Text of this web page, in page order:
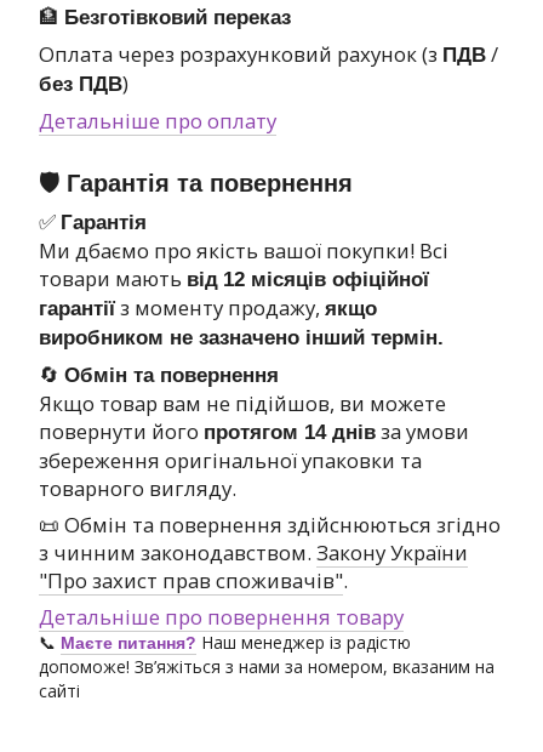
🏦 Безготівковий переказ
Оплата через розрахунковий рахунок (з ПДВ /
без ПДВ)
Детальніше про оплату
🛡 Гарантія та повернення
✅ Гарантія
Ми дбаємо про якість вашої покупки! Всі
товари мають від 12 місяців офіційної
гарантії з моменту продажу, якщо
виробником не зазначено інший термін.
🔄 Обмін та повернення
Якщо товар вам не підійшов, ви можете
повернути його протягом 14 днів за умови
збереження оригінальної упаковки та
товарного вигляду.
📜 Обмін та повернення здійснюються згідно
з чинним законодавством. Закону України
"Про захист прав споживачів".
Детальніше про повернення товару
📞 Маєте питання? Наш менеджер із радістю
допоможе! Зв’яжіться з нами за номером, вказаним на
сайті